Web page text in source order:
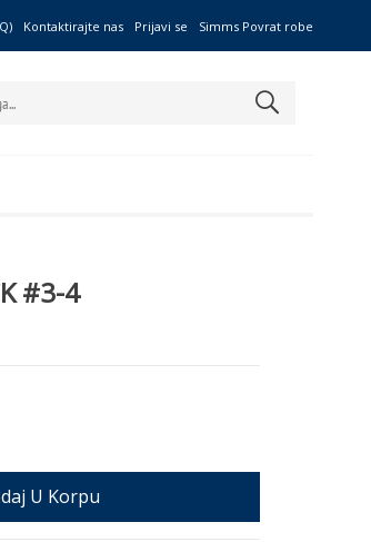
Kontaktirajte nas Prijavi se Simms Povrat robe
#3-4
U Korpu